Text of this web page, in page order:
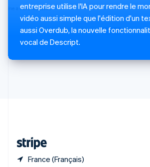
entreprise utilise l'IA pour rendre le
vidéo aussi simple que l'édition d'un
aussi Overdub, la nouvelle
vocal de Descript.
France (Français)
Royaume-Uni
English
Singapour
English简体中文
Slovaquie
Slovénie